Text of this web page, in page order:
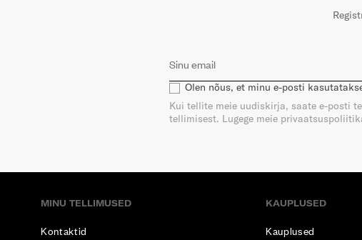
Olen nõus, et minu e-posti
Kui tellite meie uudiskirja, saate e-posti
tellimisest. Lugege meie
MINU TELLIMUSED
Kontaktid
KAUPLUSED
Kauplused